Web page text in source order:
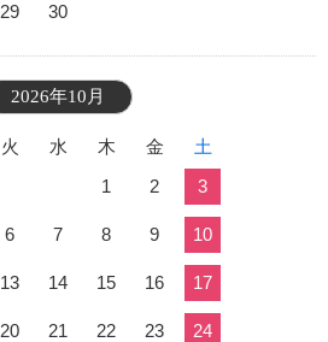
29 30
2026年10月
火 水 木 金
土
1
2 3
6 7 8 9 10
13 14 15 16 17
20 21 22 23 24